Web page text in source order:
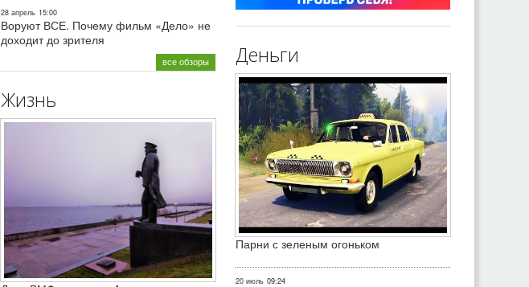
28 апрель 15:00
Воруют ВСЕ. Почему фильм «Дело» не
доходит до зрителя
все обзоры
Жизнь
Деньги
Парни с зеленым огоньком
20 июль 09:24